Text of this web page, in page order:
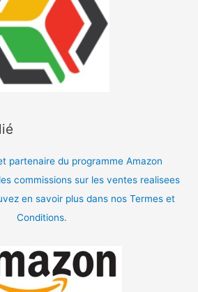
partenaire du programme Amazon
commissions sur les ventes realisees
en savoir plus dans nos Termes et
Conditions.